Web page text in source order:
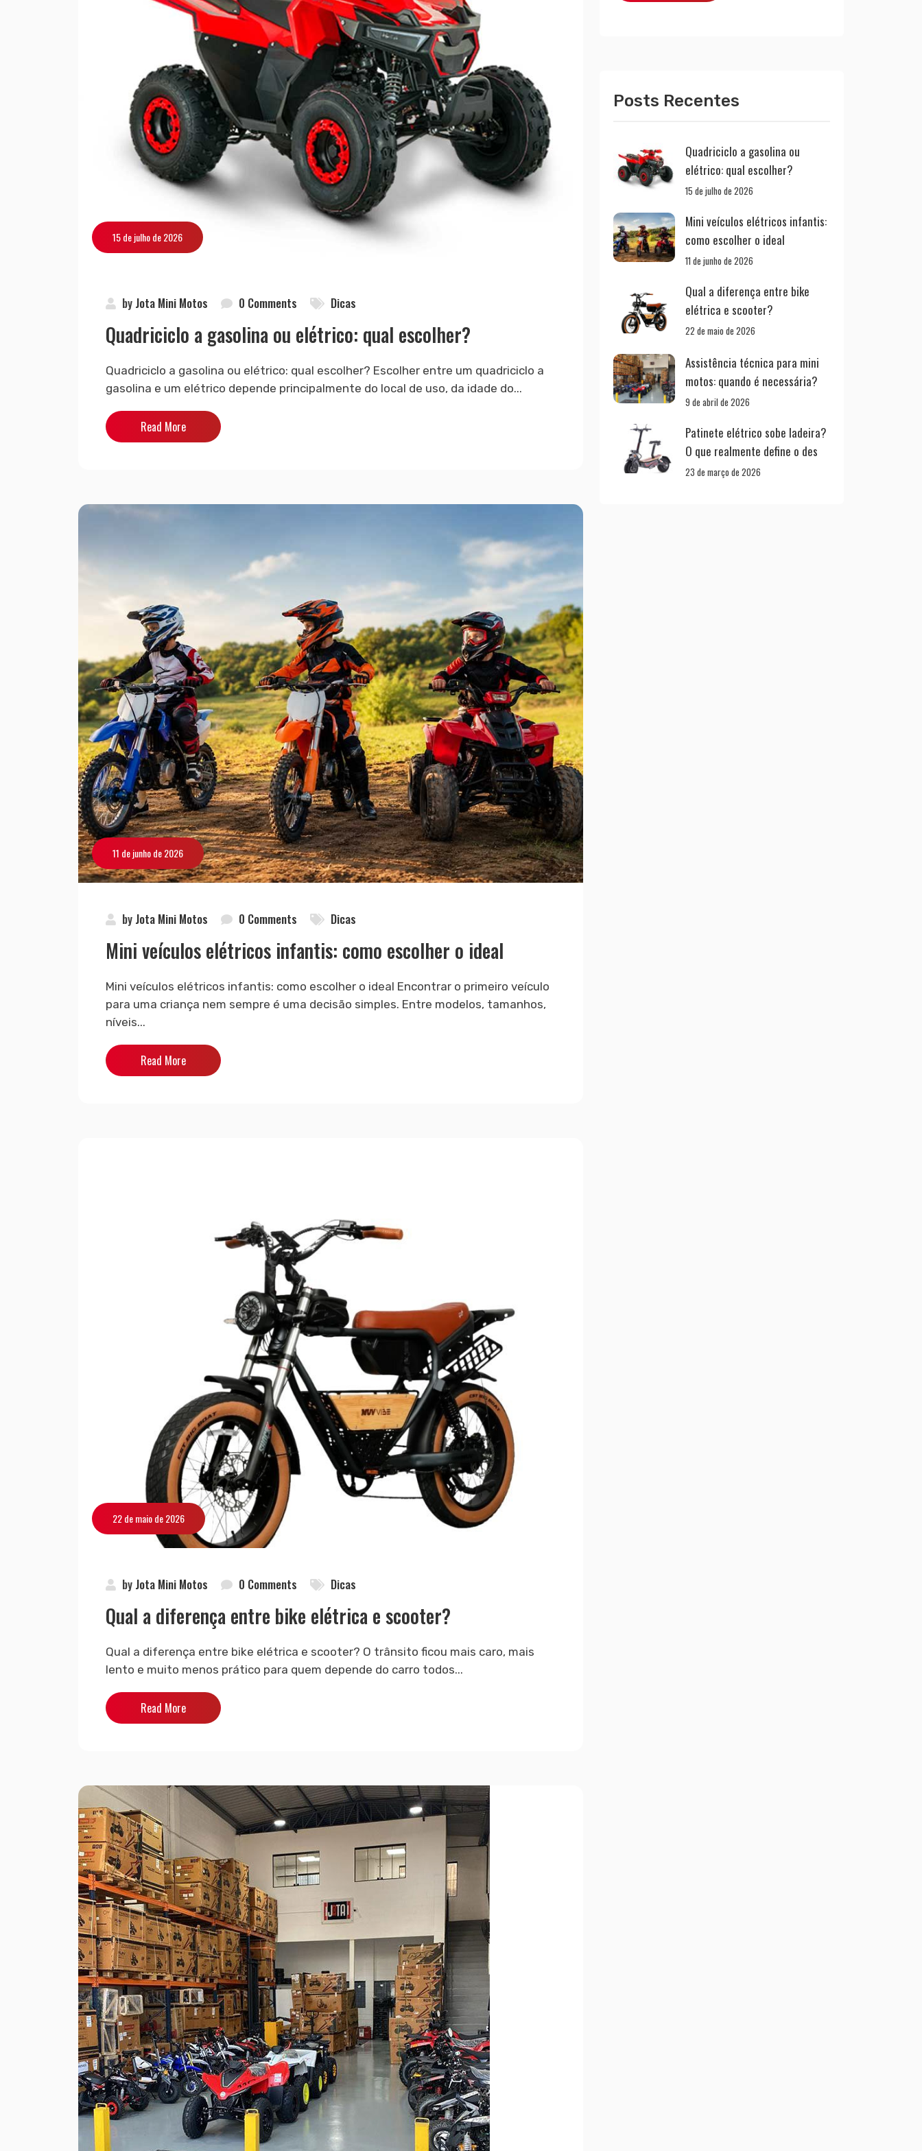
15 de julho de 2026
by Jota Mini Motos 0 Comments Dicas
Quadriciclo a gasolina ou elétrico: qual escolher?
Quadriciclo a gasolina ou elétrico: qual escolher? Escolher entre um quadriciclo a
gasolina e um elétrico depende principalmente do local de uso, da idade do...
Read More
11 de junho de 2026
by Jota Mini Motos 0 Comments Dicas
Mini veículos elétricos infantis: como escolher o ideal
Mini veículos elétricos infantis: como escolher o ideal Encontrar o primeiro veículo
para uma criança nem sempre é uma decisão simples. Entre modelos, tamanhos,
níveis...
Read More
22 de maio de 2026
by Jota Mini Motos 0 Comments Dicas
Qual a diferença entre bike elétrica e scooter?
Qual a diferença entre bike elétrica e scooter? O trânsito ficou mais caro, mais
lento e muito menos prático para quem depende do carro todos...
Read More
Posts Recentes
Quadriciclo a gasolina ou
elétrico: qual escolher?
15 de julho de 2026
Mini veículos elétricos infantis:
como escolher o ideal
11 de junho de 2026
Qual a diferença entre bike
elétrica e scooter?
22 de maio de 2026
Assistência técnica para mini
motos: quando é necessária?
9 de abril de 2026
Patinete elétrico sobe ladeira?
O que realmente define o des
23 de março de 2026